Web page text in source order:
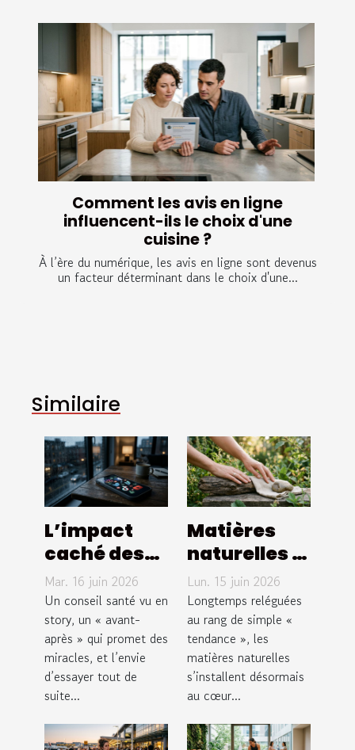
Comment les avis en ligne
influencent-ils le choix d'une
cuisine ?
À l’ère du numérique, les avis en ligne sont devenus
un facteur déterminant dans le choix d'une...
Similaire
L’impact
caché des
réseaux
sociaux sur
nos conseils
santé
Mar. 16 juin 2026
Un conseil santé vu en
story, un « avant-
après » qui promet des
miracles, et l’envie
d’essayer tout de
suite...
Matières
naturelles :
le choix du
bien-être
au bout des
doigts
Lun. 15 juin 2026
Longtemps reléguées
au rang de simple «
tendance », les
matières naturelles
s’installent désormais
au cœur...